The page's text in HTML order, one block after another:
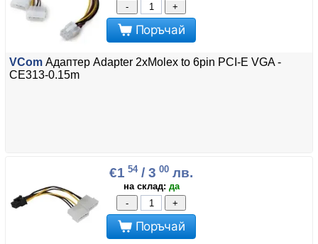
-
+
Поръчай
VCom Адаптер Adapter 2xMolex to 6pin PCI-E VGA -
CE313-0.15m
€1 54/ 3 00 лв.
на склад: да
-
+
Поръчай